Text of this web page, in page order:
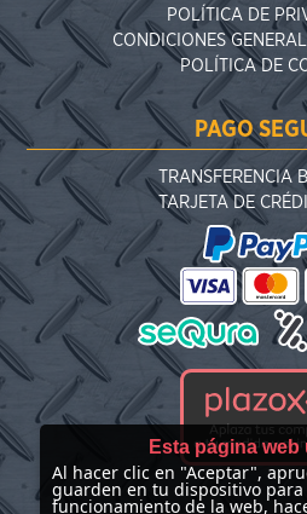
POLÍTICA DE
CONDICIONES
POLÍTICA DE
PAGO
TRANSFERENCIA
TARJETA DE
Esta página
Al hacer clic en "Aceptar",
guarden en tu dispositivo
funcionamiento de la web,